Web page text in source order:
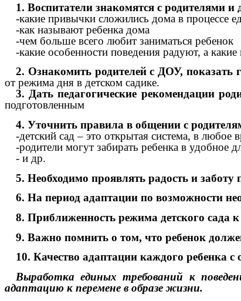
1. Воспитатели знакомятся с
-какие привычки сложились дома в процессе
-как называют ребенка дома
-чем больше всего любит заниматься ребенок
-какие особенности поведения радуют, а
2. Ознакомить родителей с ДОУ, показать
от режима дня в детском садике.
3. Дать педагогические рекомендации
подготовленным
4. Уточнить правила в общении с
-детский сад – это открытая система, в
-родители могут забирать ребенка в удобное
- и др.
5. Необходимо проявлять радость и заботу
6. На период адаптации по возможности
8. Приближенность режима детского сада
9. Важно помнить о том, что ребенок
10. Качество адаптации каждого ребенка с
Выработка единых требований к
адаптацию к перемене в образе жизни.